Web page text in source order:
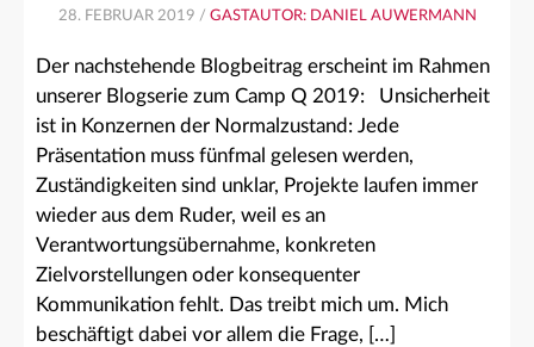
28. FEBRUAR 2019 / GASTAUTOR: DANIEL AUWERMANN
Der nachstehende Blogbeitrag erscheint im Rahmen
unserer Blogserie zum Camp Q 2019: Unsicherheit
ist in Konzernen der Normalzustand: Jede
Präsentation muss fünfmal gelesen werden,
Zuständigkeiten sind unklar, Projekte laufen immer
wieder aus dem Ruder, weil es an
Verantwortungsübernahme, konkreten
Zielvorstellungen oder konsequenter
Kommunikation fehlt. Das treibt mich um. Mich
beschäftigt dabei vor allem die Frage, […]